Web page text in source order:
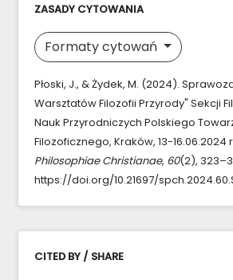
ZASADY CYTOWANIA
Formaty cytowań
Płoski, J., & Żydek, M. (2024).
Warsztatów Filozofii Przyrody" Sekcji
Nauk Przyrodniczych Polskiego
Filozoficznego, Kraków, 13-16.06.2024
Philosophiae Christianae, 60(2),
https://doi.org/10.21697/
CITED BY / SHARE